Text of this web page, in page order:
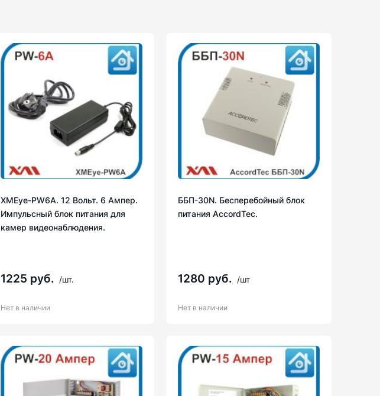
XMEye-PW6A. 12 Вольт. 6 Ампер.
Импульсный блок питания для
камер видеонаблюдения.
1225 руб. /шт.
Нет в наличии
ББП-30N. Бесперебойный блок
питания AccordTec.
1280 руб. /шт
Нет в наличии